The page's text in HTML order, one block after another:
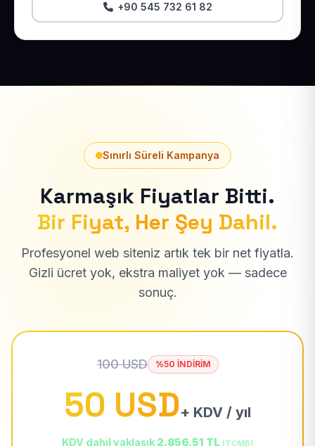
+90 545 732 61 82
Sınırlı Süreli Kampanya
Karmaşık Fiyatlar Bitti.
Bir Fiyat, Her Şey Dahil.
Profesyonel web siteniz artık tek bir net fiyatla.
Gizli ücret yok, ekstra maliyet yok — sadece
sonuç.
100 USD %50 İNDİRİM
50 USD+ KDV / yıl
KDV dahil yaklaşık 2.856,51 TL (TCMB)